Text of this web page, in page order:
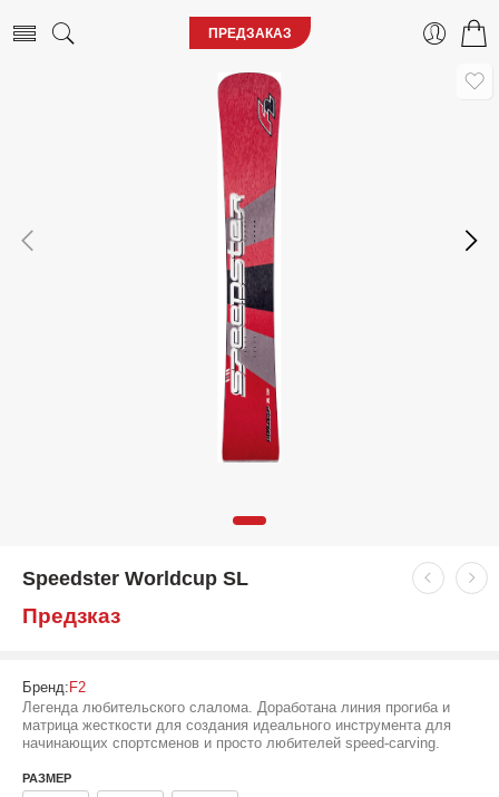
ПРЕДЗАКАЗ
Speedster Worldcup SL
Предзказ
Бренд: F2
Легенда любительского слалома. Доработана линия прогиба и
матрица жесткости для создания идеального инструмента для
начинающих спортсменов и просто любителей speed-carving.
РАЗМЕР